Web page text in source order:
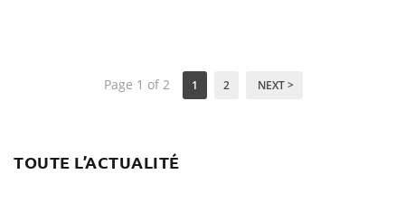
Page 1 of 2 1 2 NEXT >
TOUTE L’ACTUALITÉ